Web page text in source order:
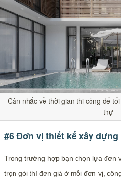
Cân nhắc về thời gian thi công để
thự
#6 Đơn vị thiết kế xây
Trong trường hợp bạn chọn lựa đơn
trọn gói thì đơn giá ở mỗi đơn vị,